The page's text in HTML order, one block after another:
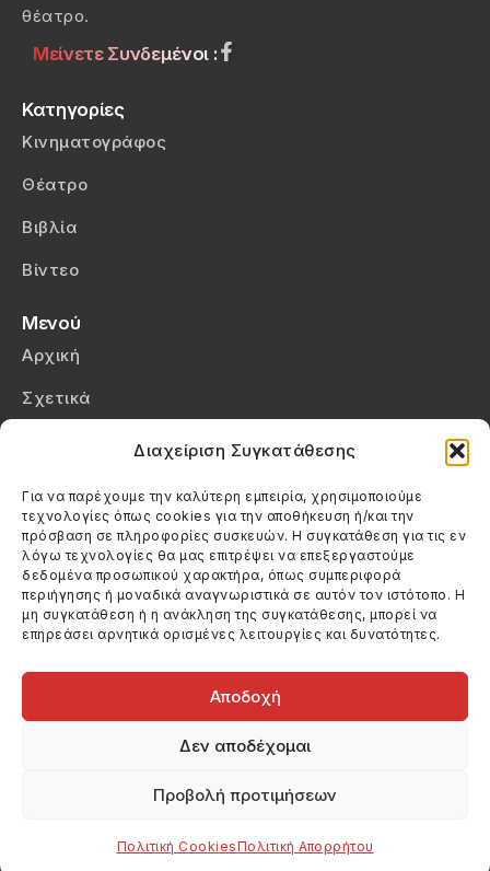
Διαχείριση Συγκατάθεσης
Για να παρέχουμε την καλύτερη εμπειρία, χρησιμοποιούμε
τεχνολογίες όπως cookies για την αποθήκευση ή/και την
πρόσβαση σε πληροφορίες συσκευών. Η συγκατάθεση για τις εν
λόγω τεχνολογίες θα μας επιτρέψει να επεξεργαστούμε
δεδομένα προσωπικού χαρακτήρα, όπως συμπεριφορά
περιήγησης ή μοναδικά αναγνωριστικά σε αυτόν τον ιστότοπο. Η
μη συγκατάθεση ή η ανάκληση της συγκατάθεσης, μπορεί να
επηρεάσει αρνητικά ορισμένες λειτουργίες και δυνατότητες.
Αποδοχή
Δεν αποδέχομαι
Προβολή προτιμήσεων
Πολιτική CookiesΠολιτική Απορρήτου
θέατρο.
Μείνετε Συνδεμένοι :
Κατηγορίες
Κινηματογράφος
Θέατρο
Βιβλία
Βίντεο
Μενού
Αρχική
Σχετικά
Πολιτική Cookies (ΕΕ)
Στοιχεία Επικοινωνίας
Καλεσέ μας
(+30) 6974123481
Στείλε μας email
info@filmandtheater.gr
Copyright 2026 Filmandtheater / All rights reserved